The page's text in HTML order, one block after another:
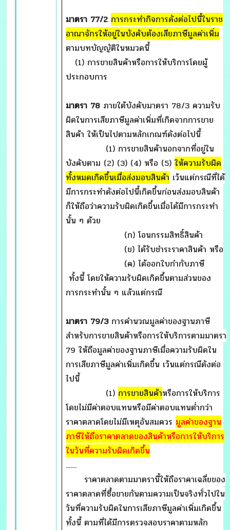
มาตรา 77/2 การกระทำกิจการดังต่อไปนี้ในราช
อาณาจักรให้อยู่ในบังคับต้องเสียภาษีมูลค่าเพิ่ม
ตามบทบัญญัติในหมวดนี้
(1) การขายสินค้าหรือการให้บริการโดยผู้
ประกอบการ
มาตรา 78 ภายใต้บังคับมาตรา 78/3 ความรับ
ผิดในการเสียภาษีมูลค่าเพิ่มที่เกิดจากการขาย
สินค้า ให้เป็นไปตามหลักเกณฑ์ดังต่อไปนี้
(1) การขายสินค้านอกจากที่อยู่ใน
บังคับตาม (2) (3) (4) หรือ (5)ให้ความรับผิด
ทั้งหมดเกิดขึ้นเมื่อส่งมอบสินค้า เว้นแต่กรณีที่ได้
มีการกระทำดังต่อไปนี้เกิดขึ้นก่อนส่งมอบสินค้า
ก็ให้ถือว่าความรับผิดเกิดขึ้นเมื่อได้มีการกระทำ
นั้น ๆ ด้วย
(ก) โอนกรรมสิทธิ์สินค้า
(ข) ได้รับชำระราคาสินค้า หรือ
(ค) ได้ออกใบกำกับภาษี
ทั้งนี้ โดยให้ความรับผิดเกิดขึ้นตามส่วนของ
การกระทำนั้น ๆ แล้วแต่กรณี
มาตรา 79/3 การคำนวณมูลค่าของฐานภาษี
สำหรับการขายสินค้าหรือการให้บริการตามมาตรา
79 ให้ถือมูลค่าของฐานภาษีเมื่อความรับผิดใน
การเสียภาษีมูลค่าเพิ่มเกิดขึ้น เว้นแต่กรณีดังต่อ
ไปนี้
(1) การขายสินค้าหรือการให้บริการ
โดยไม่มีค่าตอบแทนหรือมีค่าตอบแทนต่ำกว่า
ราคาตลาดโดยไม่มีเหตุอันสมควร มูลค่าของฐาน
ภาษีให้ถือราคาตลาดของสินค้าหรือการให้บริการ
ในวันที่ความรับผิดเกิดขึ้น
.......
ราคาตลาดตามมาตรานี้ให้ถือราคาเฉลี่ยของ
ราคาตลาดที่ซื้อขายกันตามความเป็นจริงทั่วไปใน
วันที่ความรับผิดในการเสียภาษีมูลค่าเพิ่มเกิดขึ้น
ทั้งนี้ ตามที่ได้มีการตรวจสอบราคาตามหลัก